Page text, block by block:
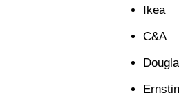
Ikea
C&A